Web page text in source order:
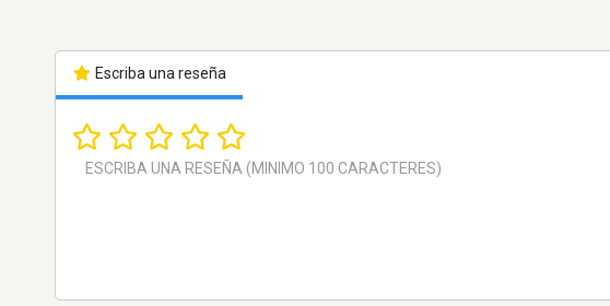
Escriba una reseña